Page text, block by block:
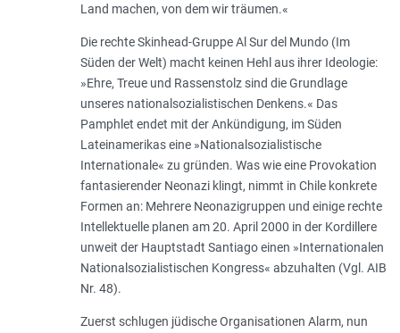
Land machen, von dem wir träumen.«
Die rechte Skinhead-Gruppe Al Sur del Mundo (Im
Süden der Welt) macht keinen Hehl aus ihrer Ideologie:
»Ehre, Treue und Rassenstolz sind die Grundlage
unseres nationalsozialistischen Denkens.« Das
Pamphlet endet mit der Ankündigung, im Süden
Lateinamerikas eine »Nationalsozialistische
Internationale« zu gründen. Was wie eine Provokation
fantasierender Neonazi klingt, nimmt in Chile konkrete
Formen an: Mehrere Neonazigruppen und einige rechte
Intellektuelle planen am 20. April 2000 in der Kordillere
unweit der Hauptstadt Santiago einen »Internationalen
Nationalsozialistischen Kongress« abzuhalten (Vgl. AIB
Nr. 48).
Zuerst schlugen jüdische Organisationen Alarm, nun